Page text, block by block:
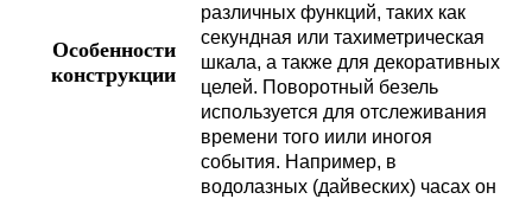
Особенности
конструкции
различных функций, таких как
секундная или тахиметрическая
шкала, а также для декоративных
целей. Поворотный безель
используется для отслеживания
времени того иили иногоя
события. Например, в
водолазных (дайвеских) часах он